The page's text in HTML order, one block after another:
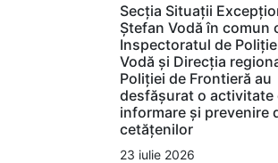
Secția Situații
Ștefan Vodă în comun
Inspectoratul de
Vodă și Direcția
Poliției de Frontieră au
desfășurat o activitate
informare și prevenire
cetățenilor
23 iulie 2026